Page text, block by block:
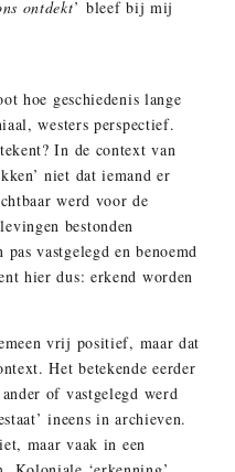
ontdekt’bleef bij mij
hoe geschiedenis lange
westers perspectief.
In de context van
niet dat iemand er
werd voor de
bestonden
vastgelegd en benoemd
hier dus: erkend worden
vrij positief, maar dat
Het betekende eerder
of vastgelegd werd
ineens in archieven.
maar vaak in een